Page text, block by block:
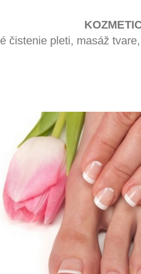
čistenie pleti, masáž